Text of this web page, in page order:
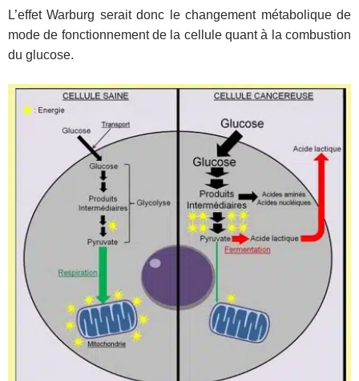
L’effet Warburg serait donc le changement métabolique de
mode de fonctionnement de la cellule quant à la combustion
du glucose.